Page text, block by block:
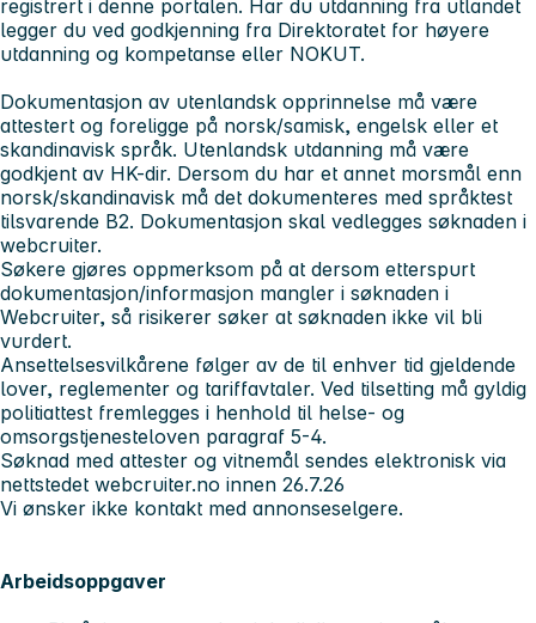
registrert i denne portalen. Har du utdanning fra utlandet
legger du ved godkjenning fra Direktoratet for høyere
utdanning og kompetanse eller NOKUT.
Dokumentasjon av utenlandsk opprinnelse må være
attestert og foreligge på norsk/samisk, engelsk eller et
skandinavisk språk. Utenlandsk utdanning må være
godkjent av HK-dir. Dersom du har et annet morsmål enn
norsk/skandinavisk må det dokumenteres med språktest
tilsvarende B2. Dokumentasjon skal vedlegges søknaden i
webcruiter.
Søkere gjøres oppmerksom på at dersom etterspurt
dokumentasjon/informasjon mangler i søknaden i
Webcruiter, så risikerer søker at søknaden ikke vil bli
vurdert.
Ansettelsesvilkårene følger av de til enhver tid gjeldende
lover, reglementer og tariffavtaler. Ved tilsetting må gyldig
politiattest fremlegges i henhold til helse- og
omsorgstjenesteloven paragraf 5-4.
Søknad med attester og vitnemål sendes elektronisk via
nettstedet webcruiter.no innen 26.7.26
Vi ønsker ikke kontakt med annonseselgere.
Arbeidsoppgaver